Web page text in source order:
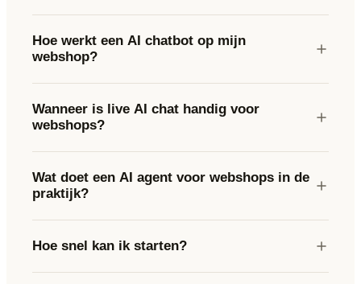
Hoe werkt een AI chatbot op mijn
webshop?
Wanneer is live AI chat handig voor
webshops?
Wat doet een AI agent voor webshops in de
praktijk?
Hoe snel kan ik starten?